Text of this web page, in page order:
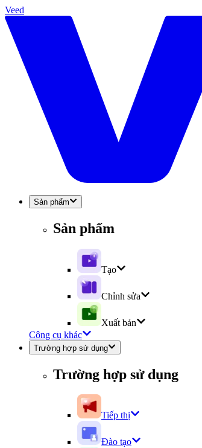
Veed
Sản phẩm
Sản phẩm
Tạo
Chỉnh sửa
Xuất bản
Công cụ khác
Trường hợp sử dụng
Trường hợp sử dụng
Tiếp thị
Đào tạo